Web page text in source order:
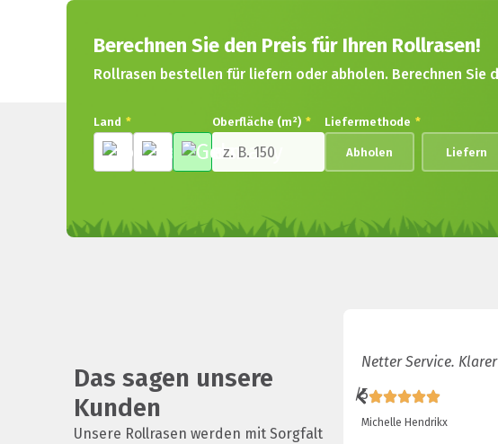
Berechnen Sie den Preis für Ihren Rollrasen!
Rollrasen bestellen für liefern oder abholen. Berechnen Sie
Land * Oberfläche (m²) * Liefermethode *
Abholen Liefern
Das sagen unsere
Kunden
Unsere Rollrasen werden mit Sorgfalt
Netter Service.
/5
Michelle Hendrikx